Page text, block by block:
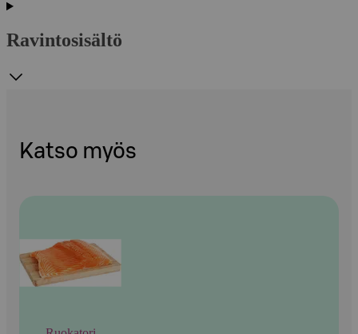
Ravintosisältö
Katso myös